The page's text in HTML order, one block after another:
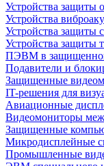
Устройства
Устройства
Устройства защиты
Устройства защиты
ПЭВМ в
Подавители и
Защищенные
IT-решения для
Авиационные
Видеомониторы
Защищенные
Микродисплейные
Промышленные